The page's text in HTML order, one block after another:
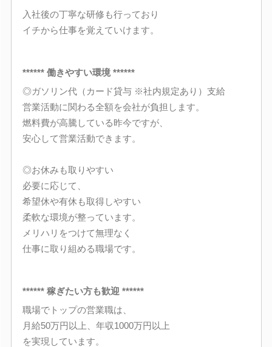
入社後の丁寧な研修も行っており
イチから仕事を覚えていけます。
****** 働きやすい環境 ******
◎ガソリン代（カード貸与 ※社内規定あり）支給
営業活動に関わる全額を会社が負担します。
燃料費が高騰している昨今ですが、
安心して営業活動できます。
◎お休みも取りやすい
必要に応じて、
希望休や有休も取得しやすい
柔軟な環境が整っています。
メリハリをつけて無理なく
仕事に取り組める職場です。
****** 稼ぎたい方も歓迎 ******
職場でトップの営業職は、
月給50万円以上、年収1000万円以上
を実現しています。